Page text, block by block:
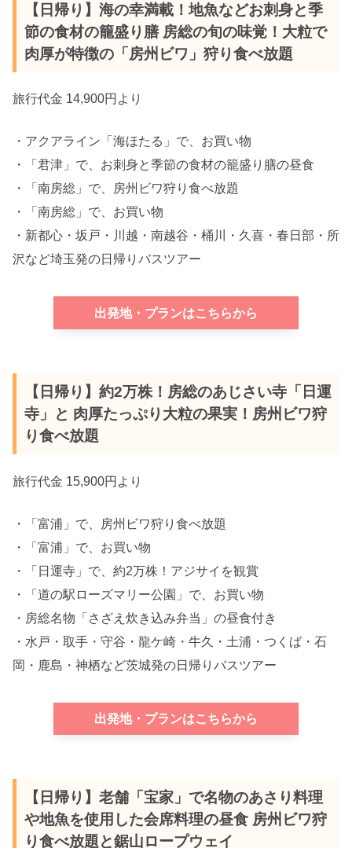
【日帰り】海の幸満載！地魚などお刺身と季
節の食材の籠盛り膳 房総の旬の味覚！大粒で
肉厚が特徴の「房州ビワ」狩り食べ放題
旅行代金 14,900円より
・アクアライン「海ほたる」で、お買い物
・「君津」で、お刺身と季節の食材の籠盛り膳の昼食
・「南房総」で、房州ビワ狩り食べ放題
・「南房総」で、お買い物
・新都心・坂戸・川越・南越谷・桶川・久喜・春日部・所
沢など埼玉発の日帰りバスツアー
出発地・プランはこちらから
【日帰り】約2万株！房総のあじさい寺「日運
寺」と 肉厚たっぷり大粒の果実！房州ビワ狩
り食べ放題
旅行代金 15,900円より
・「富浦」で、房州ビワ狩り食べ放題
・「富浦」で、お買い物
・「日運寺」で、約2万株！アジサイを観賞
・「道の駅ローズマリー公園」で、お買い物
・房総名物「さざえ炊き込み弁当」の昼食付き
・水戸・取手・守谷・龍ケ崎・牛久・土浦・つくば・石
岡・鹿島・神栖など茨城発の日帰りバスツアー
出発地・プランはこちらから
【日帰り】老舗「宝家」で名物のあさり料理
や地魚を使用した会席料理の昼食 房州ビワ狩
り食べ放題と鋸山ロープウェイ